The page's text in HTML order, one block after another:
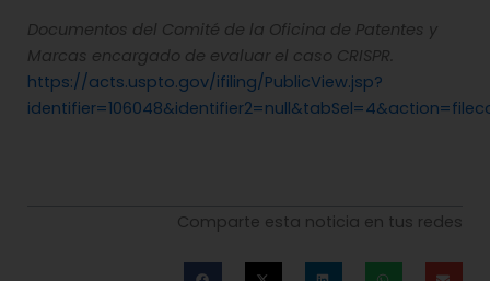
Documentos del Comité de la Oficina de Patentes y
Marcas encargado de evaluar el caso CRISPR.
https://acts.uspto.gov/ifiling/PublicView.jsp?
Comparte esta noticia en tus redes